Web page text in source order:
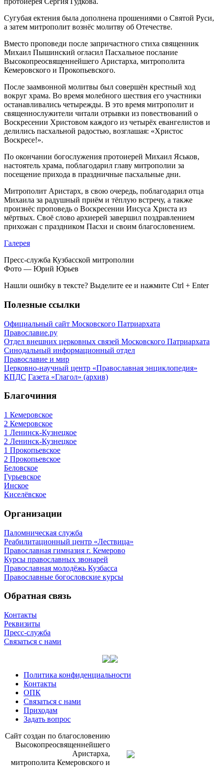
Сугубая ектения была дополнена прошениями о Святой Руси,
а затем митрополит вознёс молитву об Отечестве.
Вместо проповеди после запричастного стиха священник
Михаил Пышинский огласил Пасхальное послание
Высокопреосвященнейшего Аристарха, митрополита
Кемеровского и Прокопьевского.
После заамвонной молитвы был совершён крестный ход
вокруг храма. Во время молебного шествия его участники
останавливались четырежды. В это время митрополит и
священнослужители читали отрывки из повествований о
Воскресении Христовом каждого из четырёх евангелистов и
делились пасхальной радостью, возглашая: «Христос
Воскресе!».
По окончании богослужения протоиерей Михаил Яськов,
настоятель храма, поблагодарил главу митрополии за
посещение прихода в праздничные пасхальные дни.
Митрополит Аристарх, в свою очередь, поблагодарил отца
Михаила за радушный приём и тёплую встречу, а также
произнёс проповедь о Воскресении Иисуса Христа из
мёртвых. Своё слово архиерей завершил поздравлением
прихожан с праздником Пасхи и своим благословением.
Галерея
Пресс-служба Кузбасской митрополии
Фото — Юрий Юрьев
Нашли ошибку в тексте? Выделите ее и нажмите Ctrl + Enter
Полезные ссылки
Официальный сайт Московского Патриархата
Православие.ру
Отдел внешних церковных связей Московского Патриархата
Синодальный информационный отдел
Православие и мир
Церковно-научный центр «Православная энциклопедия»
КПДС Газета «Глагол» (архив)
Благочиния
1 Кемеровское
2 Кемеровское
1 Ленинск-Кузнецкое
2 Ленинск-Кузнецкое
1 Прокопьевское
2 Прокопьевское
Беловское
Гурьевское
Инское
Киселёвское
Организации
Паломническая служба
Реабилитационный центр «Лествица»
Православная гимназия г. Кемерово
Курсы православных звонарей
Православная молодёжь Кузбасса
Православные богословские курсы
Обратная связь
Контакты
Реквизиты
Пресс-служба
Связаться с нами
Политика конфиденциальности
Контакты
ОПК
Связаться с нами
Приходам
Задать вопрос
Сайт со­здан по бла­го­сло­ве­нию
Вы­со­ко­прео­свя­щен­ней­ше­го
Ари­стар­ха,
мит­ро­по­ли­та Ке­ме­ров­ско­го и